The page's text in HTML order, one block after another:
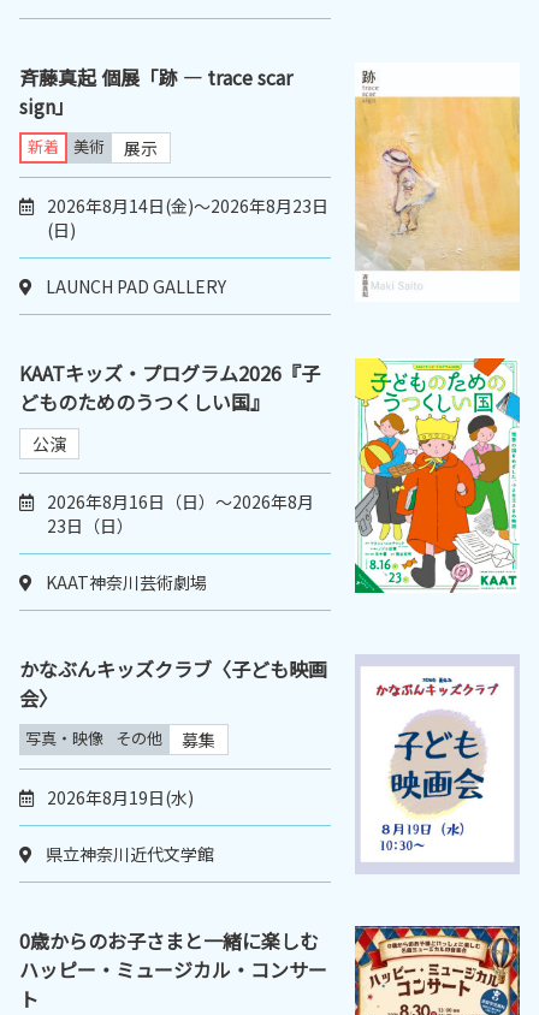
斉藤真起 個展「跡 ― trace scar
sign」
新着 美術 展示
2026年8月14日(金)～2026年8月23日
(日)
LAUNCH PAD GALLERY
KAATキッズ・プログラム2026『子
どものためのうつくしい国』
公演
2026年8月16日（日）～2026年8月
23日（日）
KAAT神奈川芸術劇場
かなぶんキッズクラブ〈子ども映画
会〉
写真・映像 その他 募集
2026年8月19日(水)
県立神奈川近代文学館
0歳からのお子さまと一緒に楽しむ
ハッピー・ミュージカル・コンサー
ト